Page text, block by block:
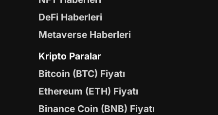
DeFi Haberleri
Metaverse Haberleri
Kripto Paralar
Bitcoin (BTC) Fiyatı
Ethereum (ETH) Fiyatı
Binance Coin (BNB) Fiyatı